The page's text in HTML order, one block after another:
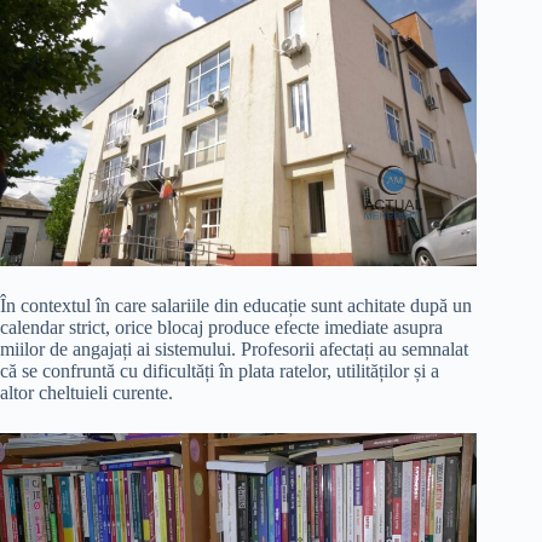
În contextul în care salariile din educație sunt achitate după un
calendar strict, orice blocaj produce efecte imediate asupra
miilor de angajați ai sistemului. Profesorii afectați au semnalat
că se confruntă cu dificultăți în plata ratelor, utilităților și a
altor cheltuieli curente.